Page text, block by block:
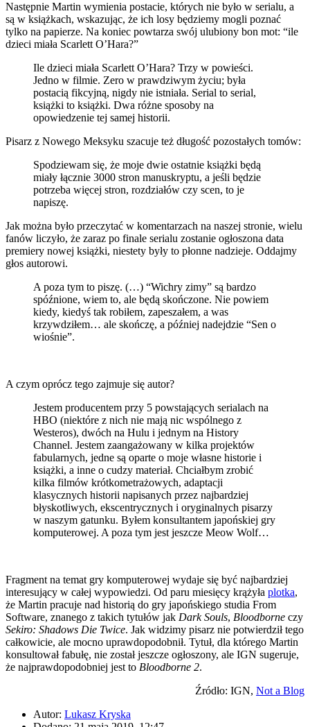
Następnie Martin wymienia postacie, których nie było w serialu, a
są w książkach, wskazując, że ich losy będziemy mogli poznać
tylko na papierze. Na koniec powtarza swój ulubiony bon mot: “ile
dzieci miała Scarlett O’Hara?”
Ile dzieci miała Scarlett O’Hara? Trzy w powieści.
Jedno w filmie. Zero w prawdziwym życiu; była
postacią fikcyjną, nigdy nie istniała. Serial to serial,
książki to książki. Dwa różne sposoby na
opowiedzenie tej samej historii.
Pisarz z Nowego Meksyku szacuje też długość pozostałych tomów:
Spodziewam się, że moje dwie ostatnie książki będą
miały łącznie 3000 stron manuskryptu, a jeśli będzie
potrzeba więcej stron, rozdziałów czy scen, to je
napiszę.
Jak można było przeczytać w komentarzach na naszej stronie, wielu
fanów liczyło, że zaraz po finale serialu zostanie ogłoszona data
premiery nowej książki, niestety były to płonne nadzieje. Oddajmy
głos autorowi.
A poza tym to piszę. (…) “Wichry zimy” są bardzo
spóźnione, wiem to, ale będą skończone. Nie powiem
kiedy, kiedyś tak robiłem, zapeszałem, a was
krzywdziłem… ale skończę, a później nadejdzie “Sen o
wiośnie”.
A czym oprócz tego zajmuje się autor?
Jestem producentem przy 5 powstających serialach na
HBO (niektóre z nich nie mają nic wspólnego z
Westeros), dwóch na Hulu i jednym na History
Channel. Jestem zaangażowany w kilka projektów
fabularnych, jedne są oparte o moje własne historie i
książki, a inne o cudzy materiał. Chciałbym zrobić
kilka filmów krótkometrażowych, adaptacji
klasycznych historii napisanych przez najbardziej
błyskotliwych, ekscentrycznych i oryginalnych pisarzy
w naszym gatunku. Byłem konsultantem japońskiej gry
komputerowej. A poza tym jest jeszcze Meow Wolf…
Fragment na temat gry komputerowej wydaje się być najbardziej
interesujący w całej wypowiedzi. Od paru miesięcy krążyła plotka,
że Martin pracuje nad historią do gry japońskiego studia From
Software, znanego z takich tytułów jak Dark Souls, Bloodborne czy
Sekiro: Shadows Die Twice. Jak widzimy pisarz nie potwierdził tego
całkowicie, ale mocno uprawdopodobnił. Tytuł, dla którego Martin
konsultował fabułę, nie został jeszcze ogłoszony, ale IGN sugeruje,
że najprawdopodobniej jest to Bloodborne 2.
Źródło: IGN, Not a Blog
Autor: Lukasz Kryska